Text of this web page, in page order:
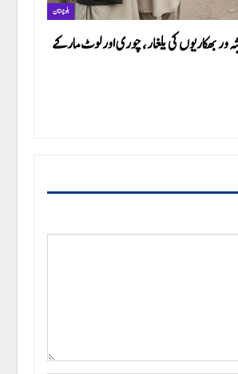
بلوچستان
ور بھکاریوں کی یلغار، چوری اور لوٹ مار کے